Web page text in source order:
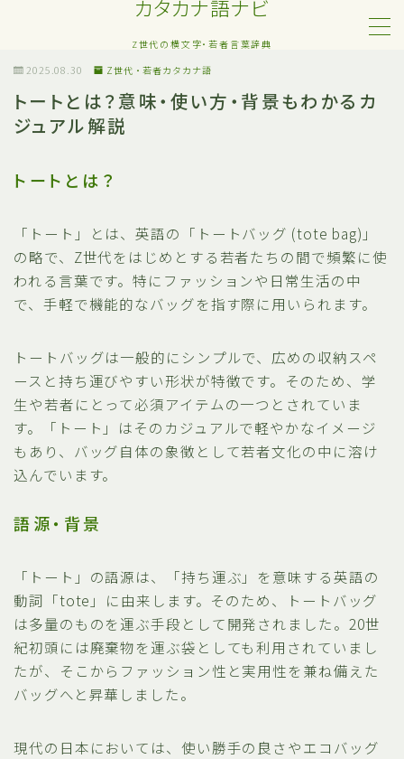
カタカナ語ナビ
Z世代の横文字・若者言葉辞典
MENU
Z世代・若者カタカナ語
ネット・SNS用語
恋愛・人間関係のカタカナ語
日常でよく聞く流行語
2025.08.30 Z世代・若者カタカナ語
トートとは？意味・使い方・背景もわかるカ
ジュアル解説
トートとは？
「トート」とは、英語の「トートバッグ (tote bag)」
の略で、Z世代をはじめとする若者たちの間で頻繁に使
われる言葉です。特にファッションや日常生活の中
で、手軽で機能的なバッグを指す際に用いられます。
トートバッグは一般的にシンプルで、広めの収納スペ
ースと持ち運びやすい形状が特徴です。そのため、学
生や若者にとって必須アイテムの一つとされていま
す。「トート」はそのカジュアルで軽やかなイメージ
もあり、バッグ自体の象徴として若者文化の中に溶け
込んでいます。
語源・背景
「トート」の語源は、「持ち運ぶ」を意味する英語の
動詞「tote」に由来します。そのため、トートバッグ
は多量のものを運ぶ手段として開発されました。20世
紀初頭には廃棄物を運ぶ袋としても利用されていまし
たが、そこからファッション性と実用性を兼ね備えた
バッグへと昇華しました。
現代の日本においては、使い勝手の良さやエコバッグ